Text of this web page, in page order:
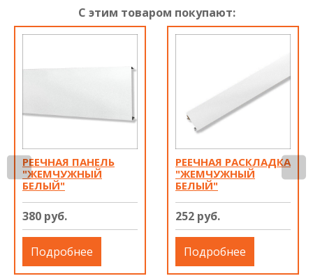
С этим товаром покупают:
РЕЕЧНАЯ ПАНЕЛЬ
"ЖЕМЧУЖНЫЙ
БЕЛЫЙ"
380 руб.
Подробнее
РЕЕЧНАЯ РАСКЛАДКА
"ЖЕМЧУЖНЫЙ
БЕЛЫЙ"
252 руб.
Подробнее